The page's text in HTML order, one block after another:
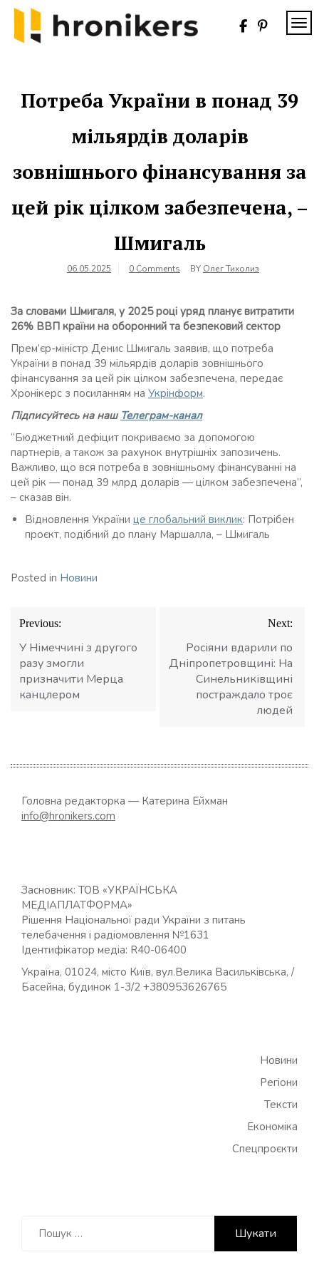
Skip
content
Потреба України в понад 39
мільярдів доларів
зовнішнього фінансування за
цей рік цілком забезпечена, –
Шмигаль
06.05.2025 0 Comments BY Олег Тихолиз
За словами Шмигаля, у 2025 році уряд планує витратити
26% ВВП країни на оборонний та безпековий сектор
Прем’єр-міністр Денис Шмигаль заявив, що потреба
України в понад 39 мільярдів доларів зовнішнього
фінансування за цей рік цілком забезпечена, передає
Хронікерс з посиланням на Укрінформ.
Підписуйтесь на наш Телеграм-канал
“Бюджетний дефіцит покриваємо за допомогою
партнерів, а також за рахунок внутрішніх запозичень.
Важливо, що вся потреба в зовнішньому фінансуванні на
цей рік — понад 39 млрд доларів — цілком забезпечена”,
– сказав він.
Відновлення України це глобальний виклик: Потрібен
проєкт, подібний до плану Маршалла, – Шмигаль
Posted in Новини
Навігація
записів
Previous:
У Німеччині з другого
разу змогли
призначити Мерца
канцлером
Next:
Росіяни вдарили по
Дніпропетровщині: На
Синельниківщині
постраждало троє
людей
Головна редакторка — Катерина Ейхман
info@hronikers.com
Засновник: ТОВ «УКРАЇНСЬКА
МЕДІАПЛАТФОРМА»
Рішення Національної ради України з питань
телебачення і радіомовлення №1631
Ідентифікатор медіа: R40-06400
Україна, 01024, місто Київ, вул.Велика Васильківська, /
Басейна, будинок 1-3/2 +380953626765
Новини
Регіони
Тексти
Економіка
Спецпроєкти